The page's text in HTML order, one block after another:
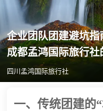
企业团队团建避坑
成都孟鸿国际旅行社
四川孟鸿国际旅行社
一、传统团建的